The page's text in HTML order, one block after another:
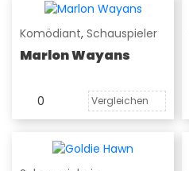
Komödiant, Schauspieler
Marlon Wayans
0 Vergleichen